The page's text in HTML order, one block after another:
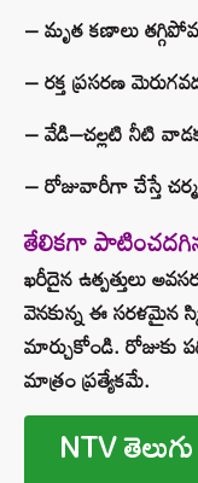
– మృత కణాలు
– రక్త ప్రసరణ
– వేడి–చల్లటి నీటి
– రోజువారీగా చేస్తే
తేలికగా
ఖరీదైన ఉత్పత్తులు
వెనకున్న ఈ సరళమైన
మార్చుకోండి.
మాత్రం ప్రత్యేకమే.
NTV తెలుగు